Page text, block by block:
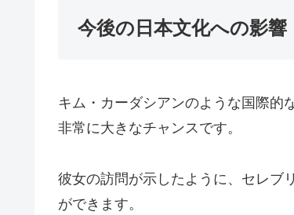
今後の日本文化への影響
キム・カーダシアンのような国際的
非常に大きなチャンスです。
彼女の訪問が示したように、セレブ
ができます。